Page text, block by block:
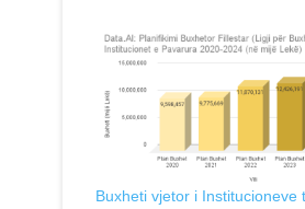
Buxheti vjetor i Institucioneve